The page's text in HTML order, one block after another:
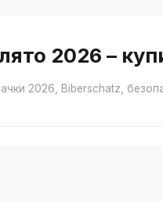
2026 –
2026, Biberschatz,